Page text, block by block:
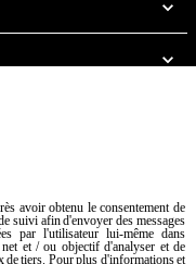
Cookie policy
avoir obtenu le consentement de
suivi afin d'envoyer des messages
par l'utilisateur lui-même dans
et / ou objectif d'analyser et de
de tiers. Pour plus d'informations et